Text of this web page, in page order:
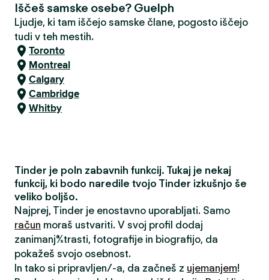
Iščeš samske osebe? Guelph
Ljudje, ki tam iščejo samske člane, pogosto iščejo
tudi v teh mestih.
Toronto
Montreal
Calgary
Cambridge
Whitby
Tinder je poln zabavnih funkcij. Tukaj je nekaj
funkcij, ki bodo naredile tvojo Tinder izkušnjo še
veliko boljšo.
Najprej, Tinder je enostavno uporabljati. Samo
račun moraš ustvariti. V svoj profil dodaj
zanimanja/strasti, fotografije in biografijo, da
pokažeš svojo osebnost.
In tako si pripravljen/-a, da začneš z ujemanjem!